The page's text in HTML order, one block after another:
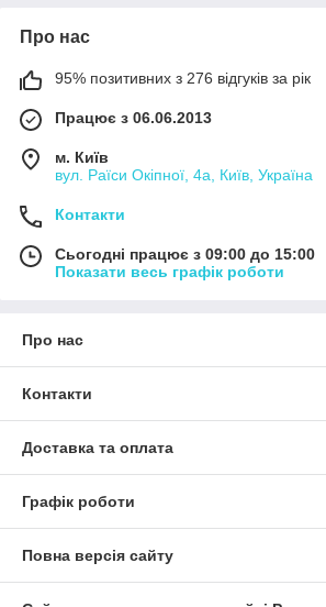
Про нас
95% позитивних з 276 відгуків за рік
Працює з 06.06.2013
м. Київ
вул. Раїси Окіпної, 4а, Київ, Україна
Контакти
Сьогодні працює з 09:00 до 15:00
Показати весь графік роботи
Про нас
Контакти
Доставка та оплата
Графік роботи
Повна версія сайту